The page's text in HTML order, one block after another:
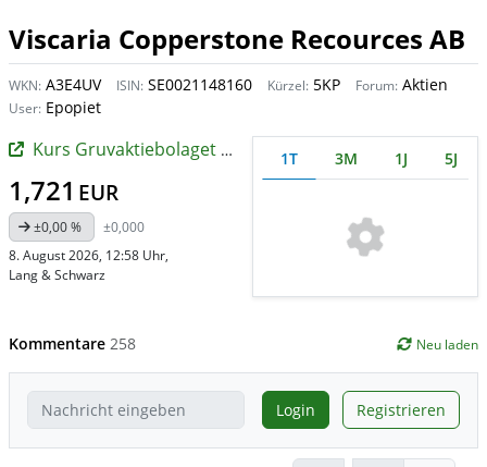
Viscaria Copperstone Recources AB
WKN: A3E4UV ISIN: SE0021148160 Kürzel: 5KP Forum: Aktien
User: Epopiet
Kurs Gruvaktiebolaget Viscaria
1,721 EUR
±0,00 %
±0,000
8. August 2026, 12:58 Uhr,
Lang & Schwarz
1T 3M 1J 5J
Kommentare 258 Neu laden
Login Registrieren